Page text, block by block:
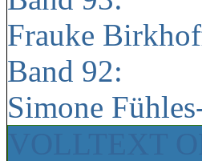
Frauke
Band 92:
Simone